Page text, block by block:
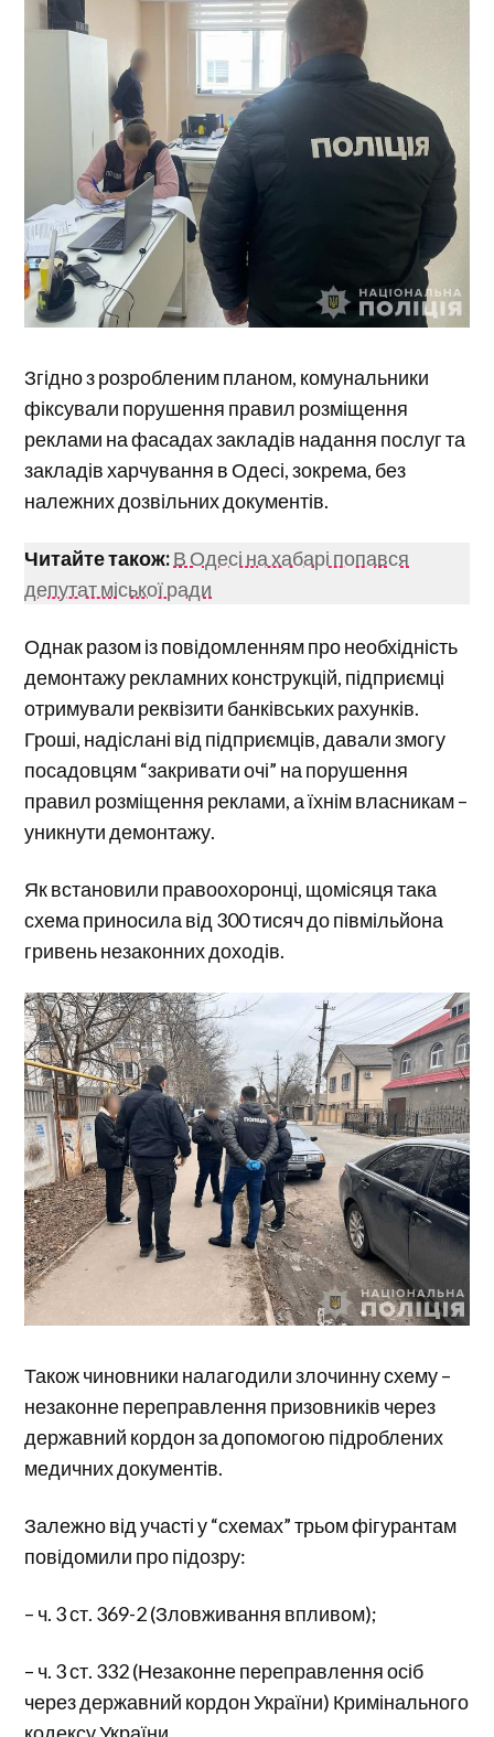
Згідно з розробленим планом, комунальники
фіксували порушення правил розміщення
реклами на фасадах закладів надання послуг та
закладів харчування в Одесі, зокрема, без
належних дозвільних документів.
Читайте також:В Одесі на хабарі попався
депутат міської ради
Однак разом із повідомленням про необхідність
демонтажу рекламних конструкцій, підприємці
отримували реквізити банківських рахунків.
Гроші, надіслані від підприємців, давали змогу
посадовцям “закривати очі” на порушення
правил розміщення реклами, а їхнім власникам –
уникнути демонтажу.
Як встановили правоохоронці, щомісяця така
схема приносила від 300 тисяч до півмільйона
гривень незаконних доходів.
Також чиновники налагодили злочинну схему –
незаконне переправлення призовників через
державний кордон за допомогою підроблених
медичних документів.
Залежно від участі у “схемах” трьом фігурантам
повідомили про підозру:
– ч. 3 ст. 369-2 (Зловживання впливом);
– ч. 3 ст. 332 (Незаконне переправлення осіб
через державний кордон України) Кримінального